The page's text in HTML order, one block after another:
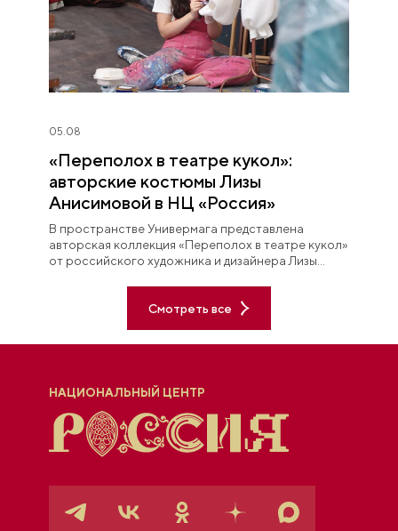
05.08
«Переполох в театре кукол»:
авторские костюмы Лизы
Анисимовой в НЦ «Россия»
В пространстве Универмага представлена
авторская коллекция «Переполох в театре кукол»
от российского художника и дизайнера Лизы
Смотреть все
НАЦИОНАЛЬНЫЙ ЦЕНТР